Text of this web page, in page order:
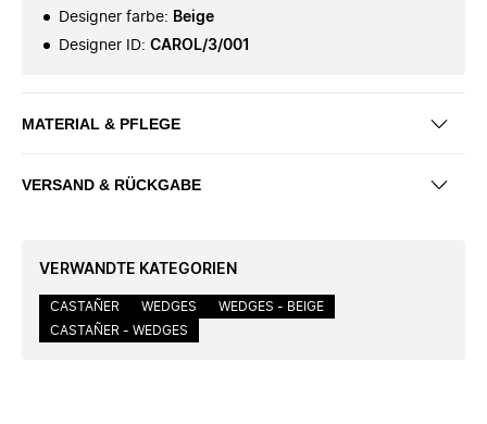
Designer farbe: Beige
Designer ID: CAROL/3/001
MATERIAL & PFLEGE
VERSAND & RÜCKGABE
VERWANDTE KATEGORIEN
CASTAÑER WEDGES
WEDGES - BEIGE
CASTAÑER - WEDGES